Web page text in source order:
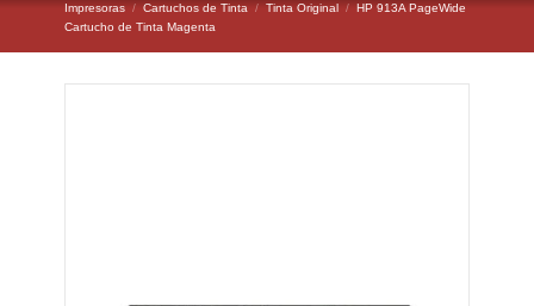
Impresoras
Cartuchos de Tinta Tinta Original
HP 913A PageWide
Cartucho de Tinta Magenta